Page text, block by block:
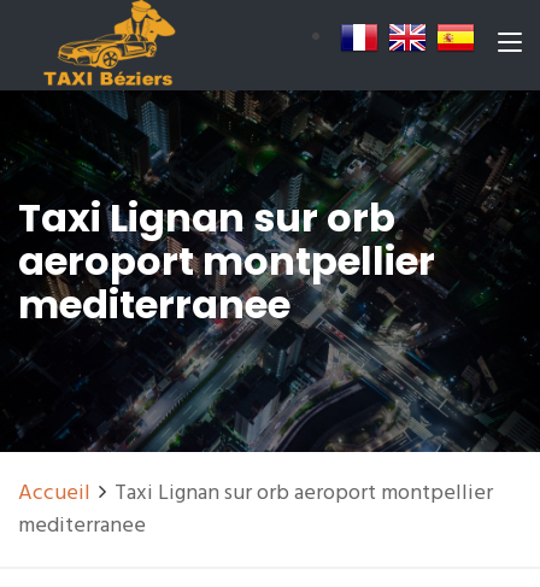
Taxi Lignan sur orb
aeroport montpellier
mediterranee
Accueil
Taxi Lignan sur orb aeroport montpellier
mediterranee